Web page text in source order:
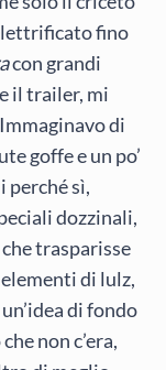
fino
con grandi
il trailer, mi
di
goffe e un po’
perché sì,
dozzinali,
trasparisse
di lulz,
di fondo
non c’era,